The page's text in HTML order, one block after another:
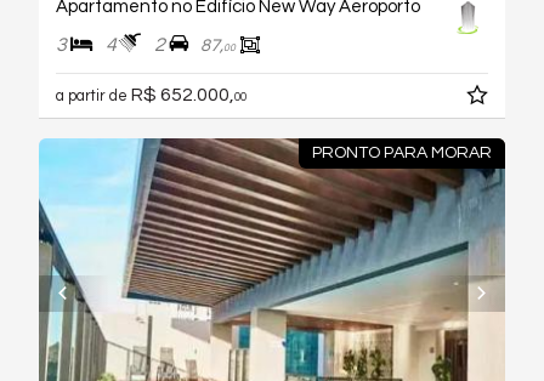
Apartamento no Edifício New Way Aeroporto
3 4 2 87,00
a partir de R$ 652.000, 00
PRONTO PARA MORAR